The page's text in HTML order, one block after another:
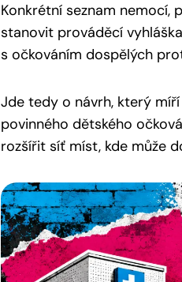
Konkrétní seznam
stanovit prováděcí
s očkováním dospělých
Jde tedy o návrh, který
povinného dětského
rozšířit síť míst, kde může